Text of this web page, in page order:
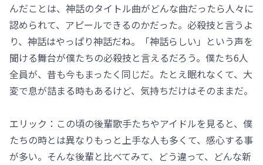
んだことは、神話のタイトル曲がどんな曲だったら人々に
認められて、アピールできるのかだった。必殺技と言うよ
り、神話はやっぱり神話だね。「神話らしい」という声を
聞ける舞台が僕たちの必殺技と言えるだろう。僕たち6人
全員が、昔も今もまったく同じだ。たとえ眠れなくて、大
変で息が詰まる時もあるけど、気持ちだけはそのままだ。
エリック：この頃の後輩歌手たちやアイドルを見ると、僕
たちの時とは異なりもっと上手な人も多くて、感心する事
が多い。そんな後輩と比べてみて、どう違って、どんな新